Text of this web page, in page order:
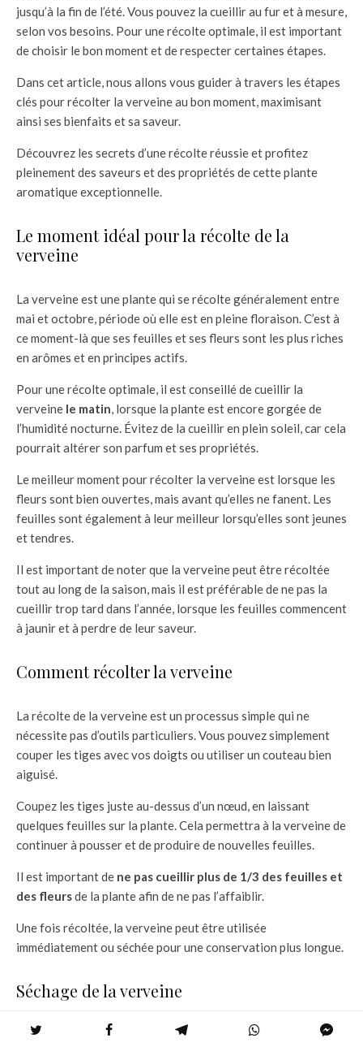
jusqu’à la fin de l’été. Vous pouvez la cueillir au fur et à mesure,
selon vos besoins. Pour une récolte optimale, il est important
de choisir le bon moment et de respecter certaines étapes.
Dans cet article, nous allons vous guider à travers les étapes
clés pour récolter la verveine au bon moment, maximisant
ainsi ses bienfaits et sa saveur.
Découvrez les secrets d’une récolte réussie et profitez
pleinement des saveurs et des propriétés de cette plante
aromatique exceptionnelle.
Le moment idéal pour la récolte de la
verveine
La verveine est une plante qui se récolte généralement entre
mai et octobre, période où elle est en pleine floraison. C’est à
ce moment-là que ses feuilles et ses fleurs sont les plus riches
en arômes et en principes actifs.
Pour une récolte optimale, il est conseillé de cueillir la
verveine le matin, lorsque la plante est encore gorgée de
l’humidité nocturne. Évitez de la cueillir en plein soleil, car cela
pourrait altérer son parfum et ses propriétés.
Le meilleur moment pour récolter la verveine est lorsque les
fleurs sont bien ouvertes, mais avant qu’elles ne fanent. Les
feuilles sont également à leur meilleur lorsqu’elles sont jeunes
et tendres.
Il est important de noter que la verveine peut être récoltée
tout au long de la saison, mais il est préférable de ne pas la
cueillir trop tard dans l’année, lorsque les feuilles commencent
à jaunir et à perdre de leur saveur.
Comment récolter la verveine
La récolte de la verveine est un processus simple qui ne
nécessite pas d’outils particuliers. Vous pouvez simplement
couper les tiges avec vos doigts ou utiliser un couteau bien
aiguisé.
Coupez les tiges juste au-dessus d’un nœud, en laissant
quelques feuilles sur la plante. Cela permettra à la verveine de
continuer à pousser et de produire de nouvelles feuilles.
Il est important de ne pas cueillir plus de 1/3 des feuilles et
des fleursde la plante afin de ne pas l’affaiblir.
Une fois récoltée, la verveine peut être utilisée
immédiatement ou séchée pour une conservation plus longue.
Séchage de la verveine
Si vous souhaitez conserver votre verveine plus longtemps, il